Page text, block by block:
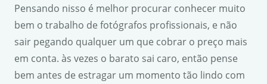
Pensando nisso é melhor procurar conhecer muito
bem o trabalho de fotógrafos profissionais, e não
sair pegando qualquer um que cobrar o preço mais
em conta. às vezes o barato sai caro, então pense
bem antes de estragar um momento tão lindo com